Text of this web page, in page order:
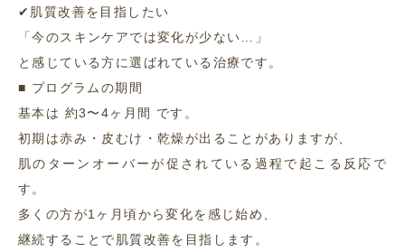
✔肌質改善を目指したい
「今のスキンケアでは変化が少ない…」
と感じている方に選ばれている治療です。
■ プログラムの期間
基本は 約3〜4ヶ月間 です。
初期は赤み・皮むけ・乾燥が出ることがありますが、
肌のターンオーバーが促されている過程で起こる反応で
す。
多くの方が1ヶ月頃から変化を感じ始め、
継続することで肌質改善を目指します。